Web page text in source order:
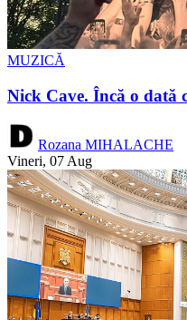
MUZICĂ
Nick Cave. Încă o dată
Rozana MIHALACHE
Vineri, 07 Aug